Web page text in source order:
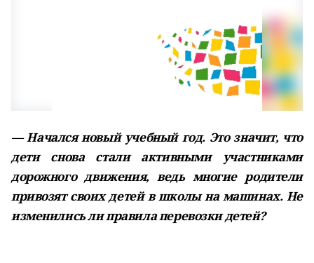
— Начался новый учебный год. Это значит, что
дети снова стали активными участниками
дорожного движения, ведь многие родители
привозят своих детей в школы на машинах. Не
изменились ли правила перевозки детей?